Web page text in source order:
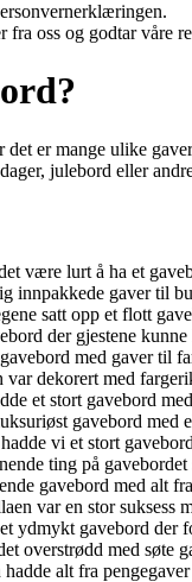
fra oss og godtar våre
det er mange ulike
julebord eller
være lurt å ha et
innpakkede gaver til
satt opp et flott
der gjestene kunne
med gaver til
var dekorert med
et stort gavebord
gavebord med
vi et stort
ting på
gavebord med alt
var en stor suksess
ydmykt gavebord der
overstrødd med søte
alt fra